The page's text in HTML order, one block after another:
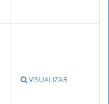
VISUALIZAR